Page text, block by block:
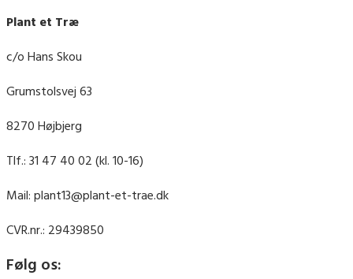
Plant et Træ
c/o Hans Skou
Grumstolsvej 63
8270 Højbjerg
Tlf.: 31 47 40 02 (kl. 10-16)
Mail: plant13@plant-et-trae.dk
CVR.nr.: 29439850
Følg os: